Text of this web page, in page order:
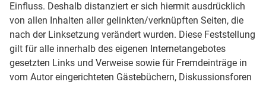
Einfluss. Deshalb distanziert er sich hiermit ausdrücklich
von allen Inhalten aller gelinkten/verknüpften Seiten, die
nach der Linksetzung verändert wurden. Diese Feststellung
gilt für alle innerhalb des eigenen Internetangebotes
gesetzten Links und Verweise sowie für Fremdeinträge in
vom Autor eingerichteten Gästebüchern, Diskussionsforen